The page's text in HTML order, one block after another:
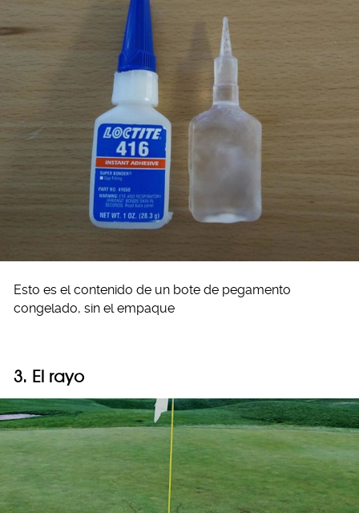
Esto es el contenido de un bote de pegamento
congelado, sin el empaque
3. El rayo